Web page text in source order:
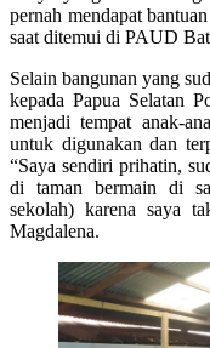
pernah mendapat
saat ditemui di PAUD
Selain bangunan yang
kepada Papua Selatan
menjadi tempat anak-
untuk digunakan dan
“Saya sendiri prihatin,
di taman bermain di
sekolah) karena saya
Magdalena.